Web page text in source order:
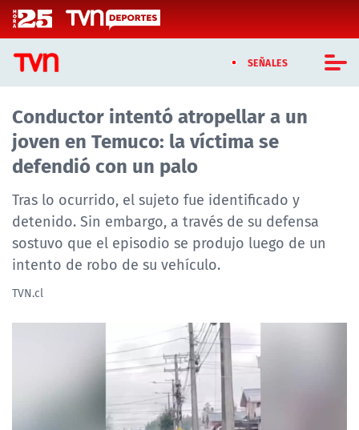
Click acá para ir directamente al contenido
SEÑALES
CASTING MASTERCHEF CHILE
CASTING TVN VERTICAL
TVN VERTICAL
TVN PLAY
PROGRAMAS
ACTUALIDAD Y TENDENCIAS
Conductor intentó atropellar a un
joven en Temuco: la víctima se
defendió con un palo
Tras lo ocurrido, el sujeto fue identificado y
detenido. Sin embargo, a través de su defensa
sostuvo que el episodio se produjo luego de un
intento de robo de su vehículo.
TVN.cl